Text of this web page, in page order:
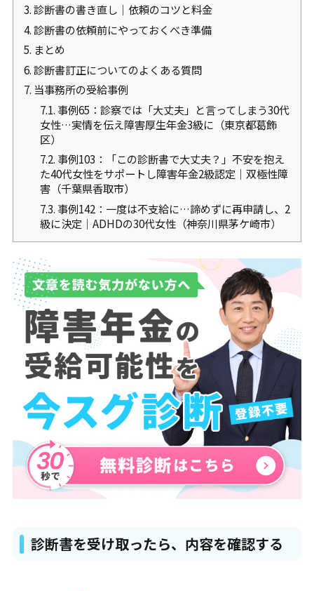
3.診断書の書き直し｜依頼のコツと料金
4.診断書の依頼前にやっておくべき準備
5. まとめ
6.診断書訂正についてのよくある質問
7. 当事務所の受給事例
7.1.事例65：診察では「大丈夫」と言ってしまう30代
女性…実情を伝え障害厚生年金3級に（東京都葛飾
区）
7.2.事例103：「この診断書で大丈夫？」不安を抱え
た40代女性をサポートし障害年金2級認定｜双極性障
害（千葉県香取市）
7.3.事例142：一度は不支給に…諦めずに再申請し、2
級に決定｜ADHDの30代女性（神奈川県茅ケ崎市）
診断書を受け取ったら、内容を確認する